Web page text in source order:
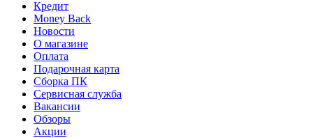
Кредит
Money Back
Новости
О магазине
Оплата
Подарочная карта
Сборка ПК
Сервисная служба
Вакансии
Обзоры
Акции